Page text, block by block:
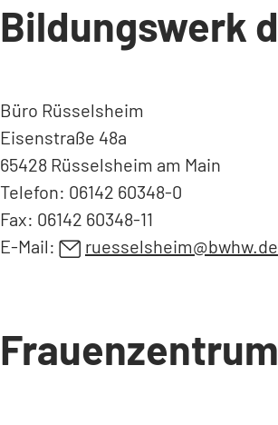
i
n
n
e
m
n
e
u
e
b
Bildungswerk
Büro Rüsselsheim
Eisenstraße 48a
65428 Rüsselsheim am Main
Telefon: 06142 60348-0
Fax: 06142 60348-11
E-Mail:
ruesselsheim bwhw de
Frauenzentrum